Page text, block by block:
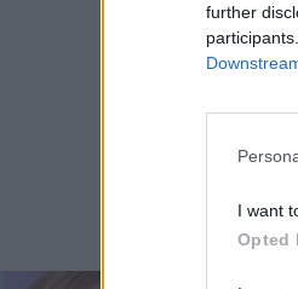
further
I want
Opted